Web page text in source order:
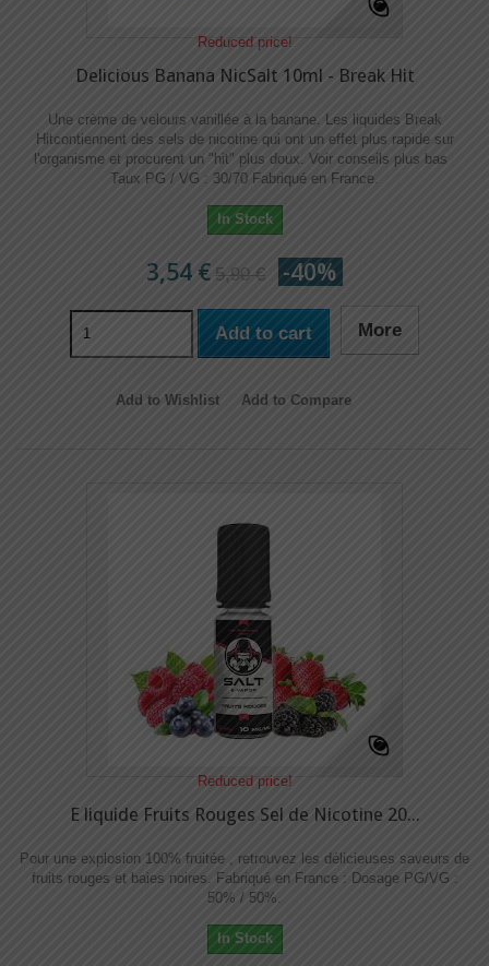
Reduced price!
Delicious Banana NicSalt 10ml - Break Hit
Une crème de velours vanillée à la banane. Les liquides Break
Hitcontiennent des sels de nicotine qui ont un effet plus rapide sur
l'organisme et procurent un "hit" plus doux. Voir conseils plus bas
Taux PG / VG : 30/70 Fabriqué en France.
In Stock
3,54 € 5,90 € -40%
Add to cart More
Add to Wishlist Add to Compare
Reduced price!
E liquide Fruits Rouges Sel de Nicotine 20...
Pour une explosion 100% fruitée , retrouvez les délicieuses saveurs de
fruits rouges et baies noires. Fabriqué en France : Dosage PG/VG :
50% / 50%.
In Stock